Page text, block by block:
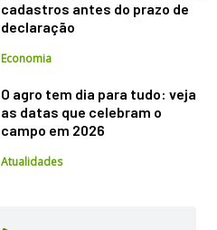
cadastros antes do prazo de
declaração
Economia
O agro tem dia para tudo: veja
as datas que celebram o
campo em 2026
Atualidades